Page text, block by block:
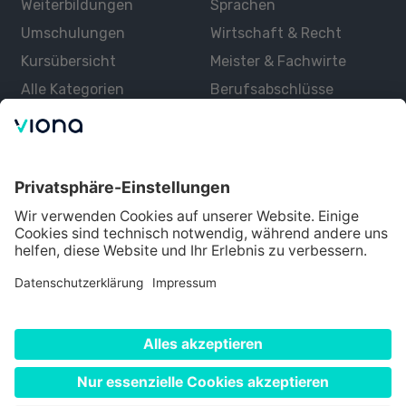
Förderung von Selbstbewusstsein und
Selbstwertgefühl:
Ein gesundes
Selbstbewusstsein ist wichtig für
Persönlichkeitsentwicklung unterstützen
Sie dabei, Ihr Selbstwertgefühl zu stärken
Weiterbildungen
Umschulungen
Kursübersicht
Alle Kategorien
Sprachen
Wirtschaft & Recht
Meister & Fachwirte
Berufsabschlüsse
Über uns
Lernen mit Viona
Alle Partner
Partner werden
Impressum
Nutzungsbedingungen
Cookie Einstellungen